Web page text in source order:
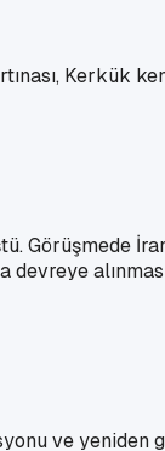
Kerkük
ve yeniden